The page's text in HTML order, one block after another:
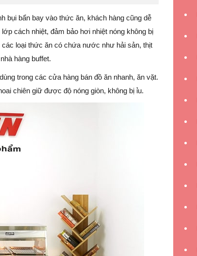
bụi bẩn bay vào thức ăn, khách hàng cũng dễ
cách nhiệt, đảm bảo hơi nhiệt nóng không bị
loại thức ăn có chứa nước như hải sản, thịt
hàng buffet.
trong các cửa hàng bán đồ ăn nhanh, ăn vặt.
chiên giữ được độ nóng giòn, không bị ỉu.